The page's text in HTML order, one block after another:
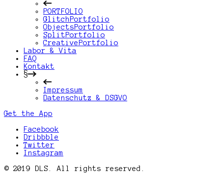
PORTFOLIO
GlitchPortfolio
ObjectsPortfolio
SplitPortfolio
CreativePortfolio
Labor & Vita
FAQ
Kontakt
§
Impressum
Datenschutz & DSGVO
Get the App
Facebook
Dribbble
Twitter
Instagram
© 2019 DLS. All rights reserved.